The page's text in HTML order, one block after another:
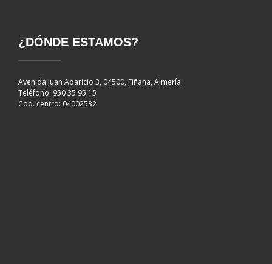
¿DÓNDE ESTAMOS?
Avenida Juan Aparicio 3, 04500, Fiñana, Almería
Teléfono: 950 35 95 15
Cod. centro: 04002532